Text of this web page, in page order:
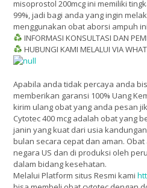
misoprostol 200mcg ini memiliki
99%, jadi bagi anda yang ingin
menggunakan obat aborsi ampuh
INFORMASI KONSULTASI DAN
HUBUNGI KAMI MELALUI VIA
Apabila anda tidak percaya anda
memberikan garansi 100% Uang
kirim ulang obat yang anda pesan
Cytotec 400 mcg adalah obat yang
janin yang kuat dari usia kandungan
bulan secara cepat dan aman.
negara US dan di produksi oleh
dalam bidang kesehatan.
Melalui Platform situs Resmi kami